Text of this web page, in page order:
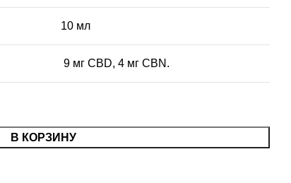
10 мл
9 мг CBD, 4 мг CBN.
В КОРЗИНУ